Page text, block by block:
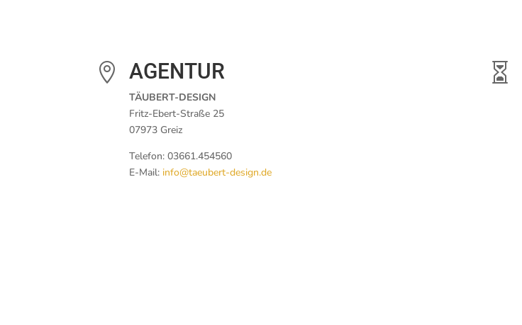
 AGENTUR
TÄUBERT-DESIGN
Fritz-Ebert-Straße 25
07973 Greiz
Telefon: 03661.454560
E-Mail: info@taeubert-design.de
